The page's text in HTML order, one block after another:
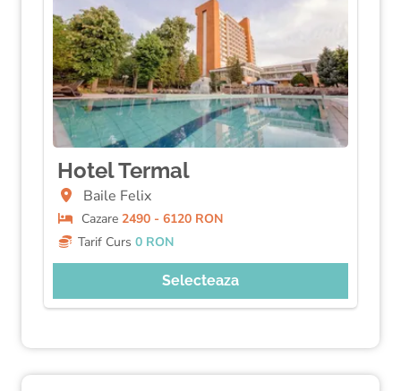
Hotel Termal
Baile Felix
Cazare 2490 - 6120 RON
Tarif Curs 0 RON
Selecteaza